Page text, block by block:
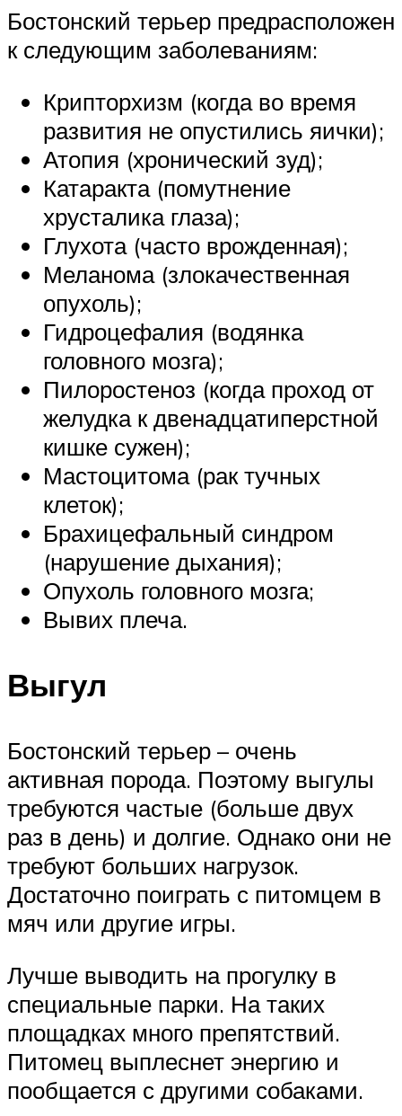
Бостонский терьер предрасположен
к следующим заболеваниям:
Крипторхизм (когда во время
развития не опустились яички);
Атопия (хронический зуд);
Катаракта (помутнение
хрусталика глаза);
Глухота (часто врожденная);
Меланома (злокачественная
опухоль);
Гидроцефалия (водянка
головного мозга);
Пилоростеноз (когда проход от
желудка к двенадцатиперстной
кишке сужен);
Мастоцитома (рак тучных
клеток);
Брахицефальный синдром
(нарушение дыхания);
Опухоль головного мозга;
Вывих плеча.
Выгул
Бостонский терьер – очень
активная порода. Поэтому выгулы
требуются частые (больше двух
раз в день) и долгие. Однако они не
требуют больших нагрузок.
Достаточно поиграть с питомцем в
мяч или другие игры.
Лучше выводить на прогулку в
специальные парки. На таких
площадках много препятствий.
Питомец выплеснет энергию и
пообщается с другими собаками.